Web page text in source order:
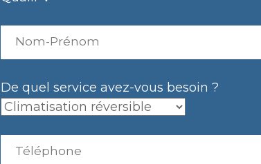
De quel service avez-vous besoin ?